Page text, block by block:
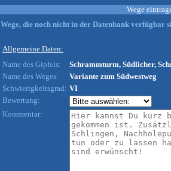
Wege
Wege, die noch nicht in der Datenbank verfügbar
Allgemeine Daten:
Name des Gipfels:
Schrammturm, Südlicher,
Name des Weges:
Variante zum Südwestweg
Schwierigkeitsgrad: VI
Bewertung:
Kommentar: